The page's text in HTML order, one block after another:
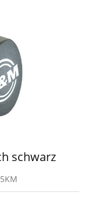
schwarz